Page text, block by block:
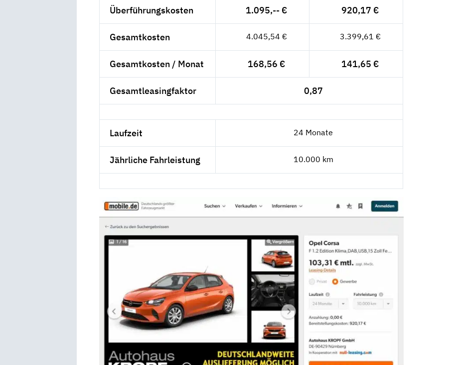
Überführungskosten 1.095,-- € 920,17 €
Gesamtkosten 4.045,54 € 3.399,61 €
Gesamtkosten / Monat 168,56 € 141,65 €
Gesamtleasingfaktor 0,87
Laufzeit 24 Monate
Jährliche Fahrleistung 10.000 km